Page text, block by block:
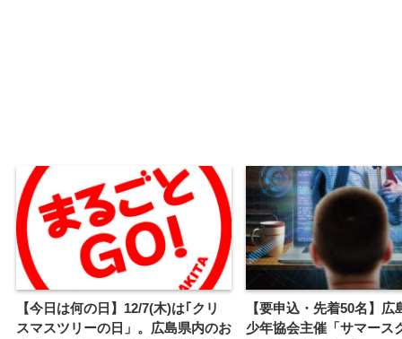
【今日は何の日】12/7(木)は｢クリ
スマスツリーの日」。広島県内のお
【要申込・先着50名】広
少年協会主催「サマース